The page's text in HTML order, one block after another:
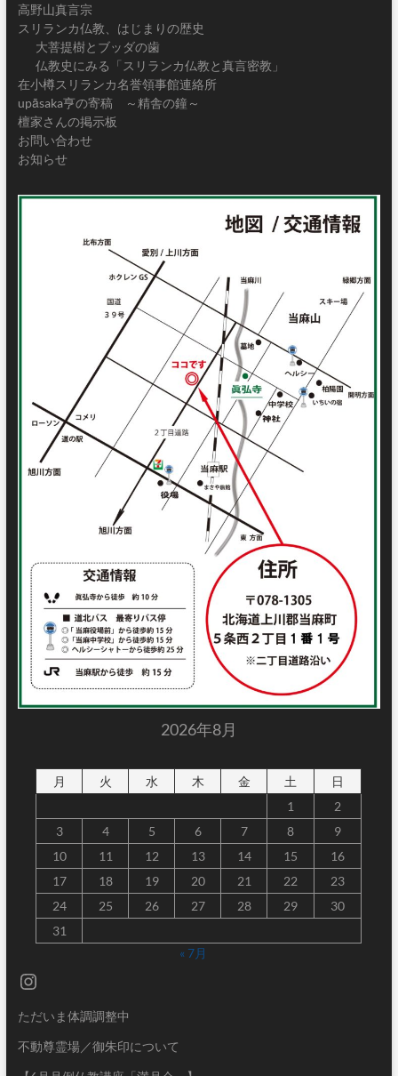
高野山真言宗
スリランカ仏教、はじまりの歴史
大菩提樹とブッダの歯
仏教史にみる「スリランカ仏教と真言密教」
在小樽スリランカ名誉領事館連絡所
upāsaka亨の寄稿 ～精舎の鐘～
檀家さんの掲示板
お問い合わせ
お知らせ
2026年8月
月 火 水 木 金 土
日
1
2
3
4 5 6 7 8
9
10
11 12 13 14 15
16
17
18 19 20 21 22
23
24
25 26 27 28 29
30
31
« 7月
Instagram
ただいま体調調整中
不動尊霊場／御朱印について